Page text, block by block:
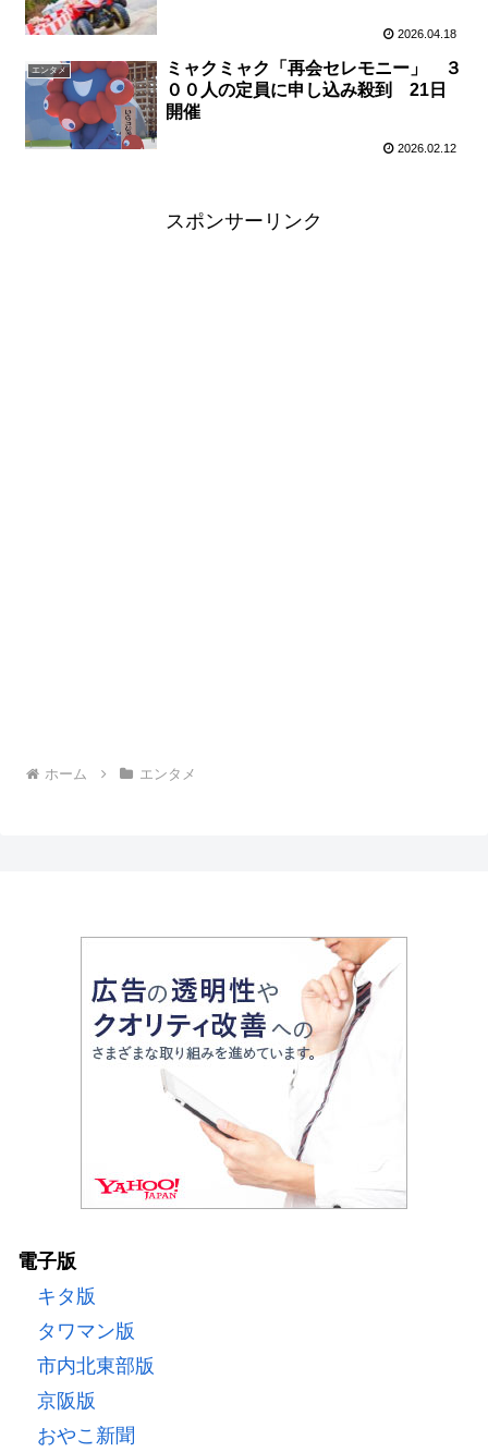
2026.04.18
エンタメ
ミャクミャク「再会セレモニー」 ３
００人の定員に申し込み殺到 21日
開催
2026.02.12
スポンサーリンク
ホーム エンタメ
電子版
キタ版
タワマン版
市内北東部版
京阪版
おやこ新聞